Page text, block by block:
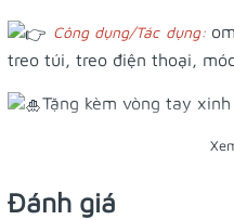
Công dụng/Tác dụng:
treo túi, treo điện thoại,
Tặng kèm vòng tay
Đánh giá